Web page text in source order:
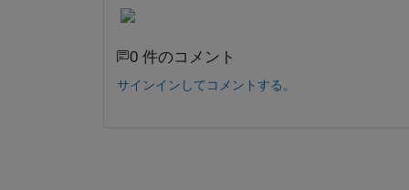
0 件のコメント
サインインしてコメントする。